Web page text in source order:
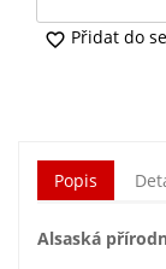
 Přidat do
Popis
Alsaská